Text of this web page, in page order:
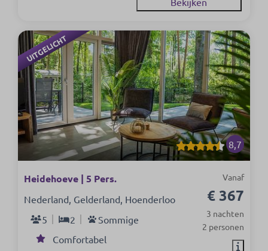
UITGELICHT
8,7
Vanaf
€ 367
3 nachten
2 personen
Heidehoeve | 5 Pers.
Nederland, Gelderland, Hoenderloo
5
2
Sommige
Comfortabel